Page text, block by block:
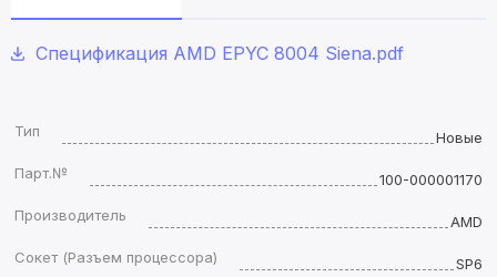
Спецификация AMD EPYC 8004 Siena.pdf
Тип
Новые
Парт.№
100-000001170
Производитель
AMD
Сокет (Разъем процессора)
SP6